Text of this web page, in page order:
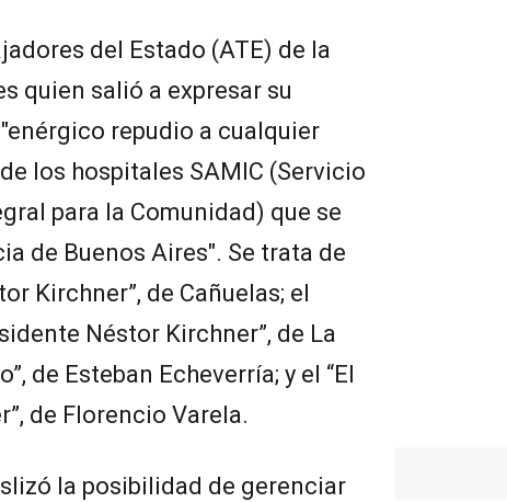
del Estado (ATE) de la
quien salió a expresar su
repudio a cualquier
los hospitales SAMIC (Servicio
para la Comunidad) que se
de Buenos Aires". Se trata de
Kirchner”, de Cañuelas; el
Néstor Kirchner”, de La
de Esteban Echeverría; y el “El
de Florencio Varela.
la posibilidad de gerenciar